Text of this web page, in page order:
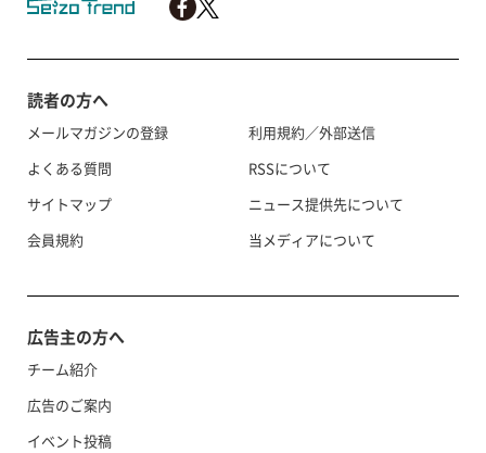
読者の方へ
メールマガジンの登録
よくある質問
サイトマップ
会員規約
利用規約／外部送信
RSSについて
ニュース提供先について
当メディアについて
広告主の方へ
チーム紹介
広告のご案内
イベント投稿